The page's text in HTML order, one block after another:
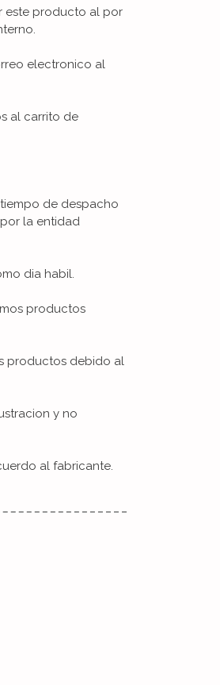
este producto al por
electronico al
al carrito de
de despacho
la entidad
dia habil.
productos
productos debido al
y no
al fabricante.